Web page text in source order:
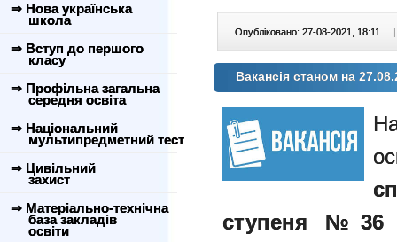
⇒ Нова українська
школа
⇒ Вступ до першого
класу
⇒ Профільна загальна
середня освіта
⇒ Національний
мультипредметний тест
⇒ Цивільний
захист
⇒ Матеріально-технічна
база закладів
освіти
Опубліковано: 27-08-2021, 18:11 |
Вакансія станом на
Н
ступеня №36